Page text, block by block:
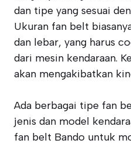
dan tipe yang sesuai
Ukuran fan belt
dan lebar, yang harus
dari mesin kendaraan.
akan mengakibatkan
Ada berbagai tipe fan
jenis dan model
fan belt Bando untuk